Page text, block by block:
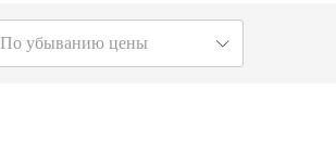
По убыванию цены